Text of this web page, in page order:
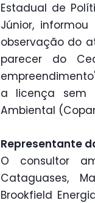
Estadual de
Júnior,
observação do
parecer do
a licença sem
Ambiental
Representante
O consultor
Cataguases,
Brookfield